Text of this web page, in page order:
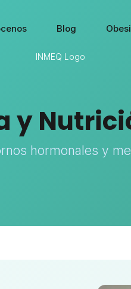
Blog
y
hormonales y